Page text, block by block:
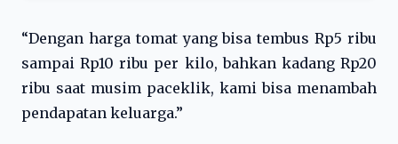
“Dengan harga tomat yang bisa tembus Rp5 ribu
sampai Rp10 ribu per kilo, bahkan kadang Rp20
ribu saat musim paceklik, kami bisa menambah
pendapatan keluarga.”